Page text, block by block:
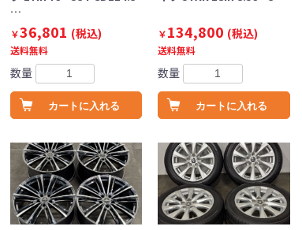
…
￥36,801 (税込)
送料無料
数量
カートに入れる
￥134,800 (税込)
送料無料
数量
カートに入れる